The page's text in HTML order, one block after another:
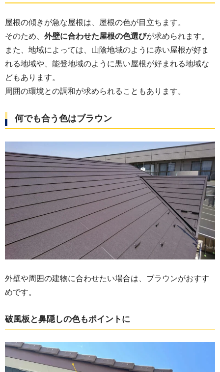
屋根の傾きが急な屋根は、屋根の色が目立ちます。
そのため、 外壁に合わせた屋根の色選びが求められます。
また、地域によっては、山陰地域のように赤い屋根が好ま
れる地域や、能登地域のように黒い屋根が好まれる地域な
どもあります。
周囲の環境との調和が求められることもあります。
何でも合う色はブラウン
外壁や周囲の建物に合わせたい場合は、ブラウンがおすす
めです。
破風板と鼻隠しの色もポイントに